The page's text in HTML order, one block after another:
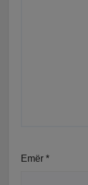
Emër *